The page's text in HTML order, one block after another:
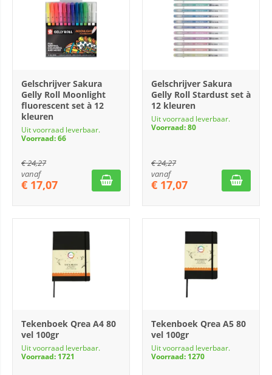
Gelschrijver Sakura
Gelly Roll Moonlight
fluorescent set à 12
kleuren
Uit voorraad leverbaar.
Voorraad: 66
€24,27
vanaf
€ 17,07
Gelschrijver Sakura
Gelly Roll Stardust set à
12 kleuren
Uit voorraad leverbaar.
Voorraad: 80
€24,27
vanaf
€ 17,07
Tekenboek Qrea A4 80
vel 100gr
Uit voorraad leverbaar.
Voorraad: 1721
Tekenboek Qrea A5 80
vel 100gr
Uit voorraad leverbaar.
Voorraad: 1270